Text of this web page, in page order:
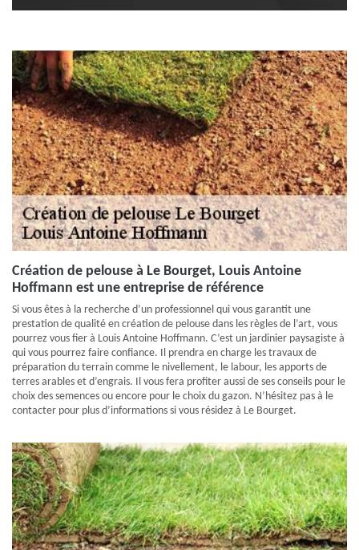
Création de pelouse à Le Bourget, Louis Antoine
Hoffmann est une entreprise de référence
Si vous êtes à la recherche d’un professionnel qui vous garantit une
prestation de qualité en création de pelouse dans les règles de l’art, vous
pourrez vous fier à Louis Antoine Hoffmann. C’est un jardinier paysagiste à
qui vous pourrez faire confiance. Il prendra en charge les travaux de
préparation du terrain comme le nivellement, le labour, les apports de
terres arables et d’engrais. Il vous fera profiter aussi de ses conseils pour le
choix des semences ou encore pour le choix du gazon. N’hésitez pas à le
contacter pour plus d’informations si vous résidez à Le Bourget.